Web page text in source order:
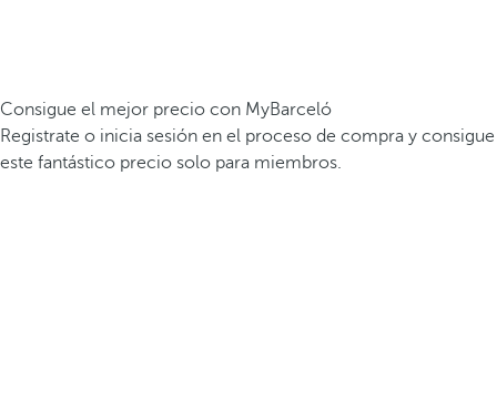
Consigue el mejor precio con MyBarceló
Registrate o inicia sesión en el proceso de compra y consigue
este fantástico precio solo para miembros.